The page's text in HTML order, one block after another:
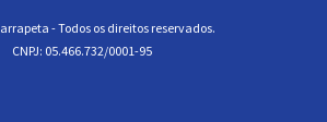
- Todos os direitos reservados.
CNPJ: 05.466.732/0001-95